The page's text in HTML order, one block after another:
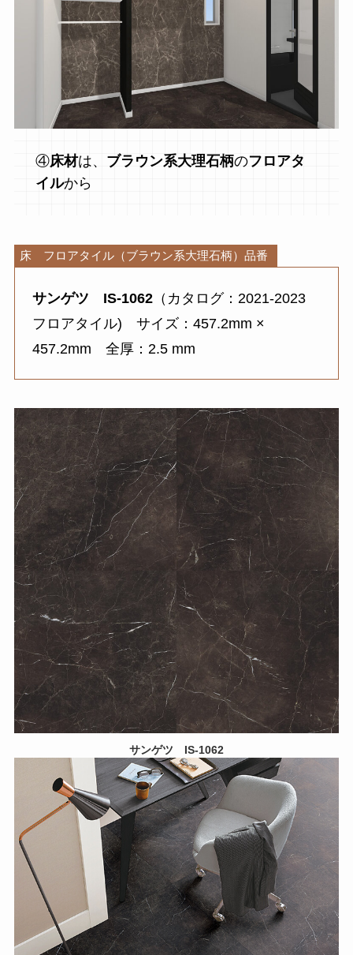
④床材は、 ブラウン系大理石柄のフロアタ
イルから
床 フロアタイル（ブラウン系大理石柄）品番
サンゲツ IS-1062 （カタログ：2021-2023
フロアタイル) サイズ：457.2mm ×
457.2mm 全厚：2.5 mm
サンゲツ IS-1062